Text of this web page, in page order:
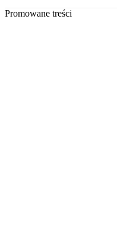
Promowane treści